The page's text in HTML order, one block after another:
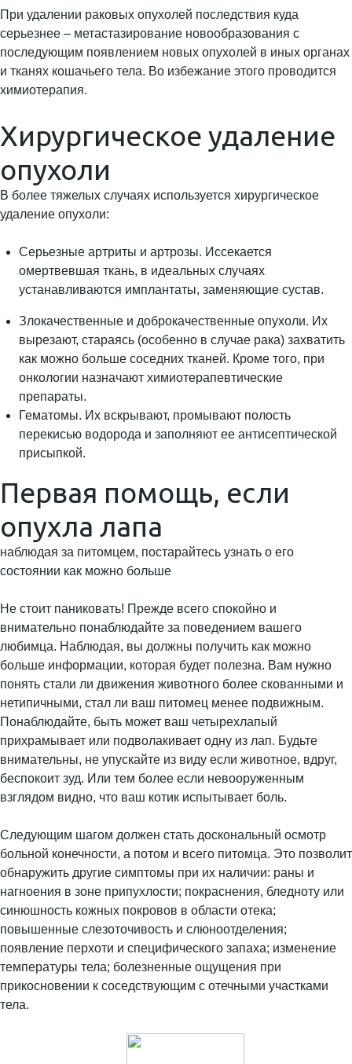
При удалении раковых опухолей последствия куда
серьезнее – метастазирование новообразования с
последующим появлением новых опухолей в иных органах
и тканях кошачьего тела. Во избежание этого проводится
химиотерапия.
Хирургическое удаление
опухоли
В более тяжелых случаях используется хирургическое
удаление опухоли:
Серьезные артриты и артрозы. Иссекается
омертвевшая ткань, в идеальных случаях
устанавливаются имплантаты, заменяющие сустав.
Злокачественные и доброкачественные опухоли. Их
вырезают, стараясь (особенно в случае рака) захватить
как можно больше соседних тканей. Кроме того, при
онкологии назначают химиотерапевтические
препараты.
Гематомы. Их вскрывают, промывают полость
перекисью водорода и заполняют ее антисептической
присыпкой.
Первая помощь, если
опухла лапа
наблюдая за питомцем, постарайтесь узнать о его
состоянии как можно больше
Не стоит паниковать! Прежде всего спокойно и
внимательно понаблюдайте за поведением вашего
любимца. Наблюдая, вы должны получить как можно
больше информации, которая будет полезна. Вам нужно
понять стали ли движения животного более скованными и
нетипичными, стал ли ваш питомец менее подвижным.
Понаблюдайте, быть может ваш четырехлапый
прихрамывает или подволакивает одну из лап. Будьте
внимательны, не упускайте из виду если животное, вдруг,
беспокоит зуд. Или тем более если невооруженным
взглядом видно, что ваш котик испытывает боль.
Следующим шагом должен стать доскональный осмотр
больной конечности, а потом и всего питомца. Это позволит
обнаружить другие симптомы при их наличии: раны и
нагноения в зоне припухлости; покраснения, бледноту или
синюшность кожных покровов в области отека;
повышенные слезоточивость и слюноотделения;
появление перхоти и специфического запаха; изменение
температуры тела; болезненные ощущения при
прикосновении к соседствующим с отечными участками
тела.